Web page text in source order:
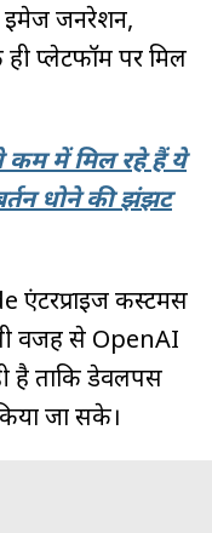
इमेज जनरेशन,
प्लेटफॉर्म पर मिल
में मिल रहे हैं ये
धोने की झंझट
कस्टमर्स
वजह से OpenAI
है ताकि डेवलपर्स
जा सके।